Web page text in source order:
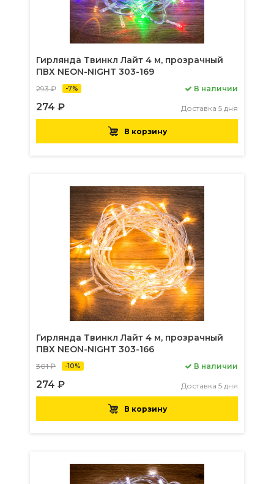
Гирлянда Твинкл Лайт 4 м, прозрачный
ПВХ NEON-NIGHT 303-169
293 ₽ -7%
274 ₽
В наличии
Доставка 5 дня
В корзину
Гирлянда Твинкл Лайт 4 м, прозрачный
ПВХ NEON-NIGHT 303-166
301 ₽ -10%
274 ₽
В наличии
Доставка 5 дня
В корзину